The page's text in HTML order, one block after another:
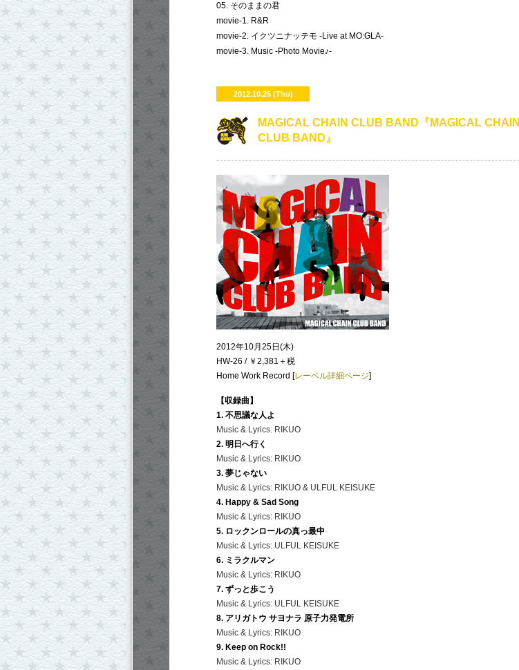
05. そのままの君
movie-1. R&R
movie-2. イクツニナッテモ -Live at MO:GLA-
movie-3. Music -Photo Movie♪-
2012.10.25 (Thu)
MAGICAL CHAIN CLUB BAND『MAGICAL CHAIN
CLUB BAND』
2012年10月25日(木)
HW-26 / ￥2,381＋税
Home Work Record [レーベル詳細ページ]
【収録曲】
1. 不思議な人よ
Music & Lyrics: RIKUO
2. 明日へ行く
Music & Lyrics: RIKUO
3. 夢じゃない
Music & Lyrics: RIKUO & ULFUL KEISUKE
4. Happy & Sad Song
Music & Lyrics: RIKUO
5. ロックンロールの真っ最中
Music & Lyrics: ULFUL KEISUKE
6. ミラクルマン
Music & Lyrics: RIKUO
7. ずっと歩こう
Music & Lyrics: ULFUL KEISUKE
8. アリガトウ サヨナラ 原子力発電所
Music & Lyrics: RIKUO
9. Keep on Rock!!
Music & Lyrics: RIKUO